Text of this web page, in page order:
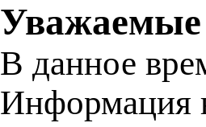
Уважаемые
В данное
Информация